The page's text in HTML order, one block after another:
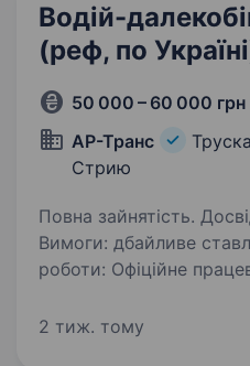
Водій-
(реф, по
50 000 – 60 000 грн
АР-Транс
Стрию
Повна зайнятість.
Вимоги: дбайливе ставлення до техніки Умови
роботи: Офіційне працевлаштування,
по Україні на
2 тиж. тому